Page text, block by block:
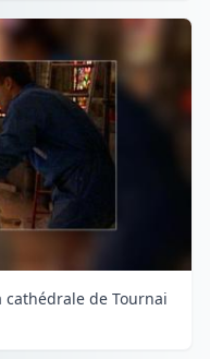
cathédrale de Tournai